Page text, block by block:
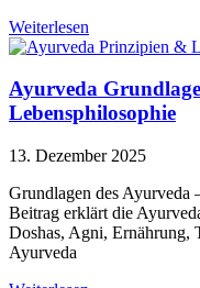
Weiterlesen
Ayurveda
Lebensphilosophie
13. Dezember 2025
Grundlagen des Ayurveda
Beitrag erklärt die
Doshas, Agni, Ernährung,
Ayurveda